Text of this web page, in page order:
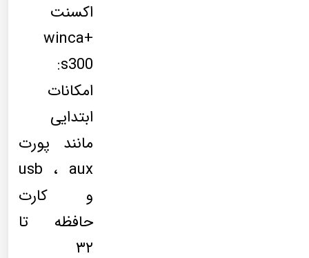
اکسنت
+winca
s300:
امکانات
ابتدایی
مانند پورت
usb ، aux
و کارت
حافظه تا
۳۲